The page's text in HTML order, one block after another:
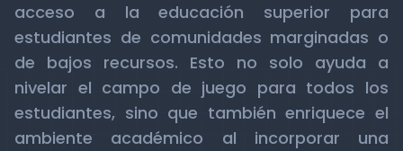
acceso a la educación superior para
estudiantes de comunidades marginadas o
de bajos recursos. Esto no solo ayuda a
nivelar el campo de juego para todos los
estudiantes, sino que también enriquece el
ambiente académico al incorporar una